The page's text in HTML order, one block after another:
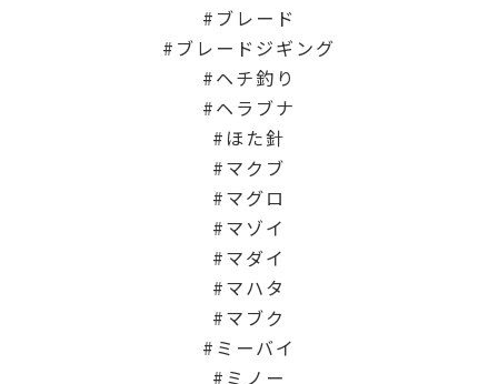
ブレード
ブレードジギング
ヘチ釣り
ヘラブナ
ほた針
マクブ
マグロ
マゾイ
マダイ
マハタ
マブク
ミーバイ
ミノー